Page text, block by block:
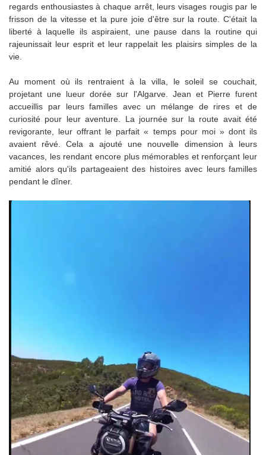
regards enthousiastes à chaque arrêt, leurs visages rougis par le
frisson de la vitesse et la pure joie d'être sur la route. C'était la
liberté à laquelle ils aspiraient, une pause dans la routine qui
rajeunissait leur esprit et leur rappelait les plaisirs simples de la
vie.
Au moment où ils rentraient à la villa, le soleil se couchait,
projetant une lueur dorée sur l'Algarve. Jean et Pierre furent
accueillis par leurs familles avec un mélange de rires et de
curiosité pour leur aventure. La journée sur la route avait été
revigorante, leur offrant le parfait « temps pour moi » dont ils
avaient rêvé. Cela a ajouté une nouvelle dimension à leurs
vacances, les rendant encore plus mémorables et renforçant leur
amitié alors qu'ils partageaient des histoires avec leurs familles
pendant le dîner.